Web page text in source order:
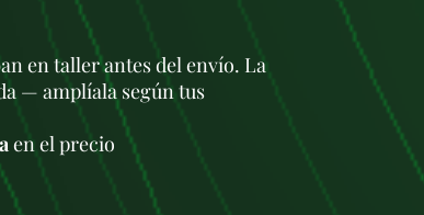
en taller antes del envío. La
— amplíala según tus
en el precio